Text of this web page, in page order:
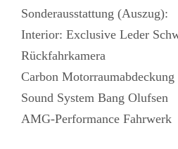
Sonderausstattung (Auszug):
Interior: Exclusive Leder
Rückfahrkamera
Carbon Motorraumabdeckung
Sound System Bang Olufsen
AMG-Performance Fahrwerk